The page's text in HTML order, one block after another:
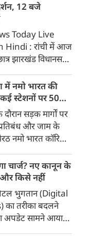
12 बजे
Today Live
Hindi : रांची में आज
झारखंड विधानसभा
के कड़े इंतजाम किए।
में नमो भारत की
स्टेशनों पर 50%
दौरान सड़क मार्गों पर
और जाम के
नमो भारत कॉरिडोर
बनकर उभरा है।
और आरामदायक
के कई
की संख्या में 40
तक बढ़ गई है।
चार्ज? नए कानून के
किसे नहीं
भुगतान (Digital
तरीका बदलने
अपडेट सामने आया